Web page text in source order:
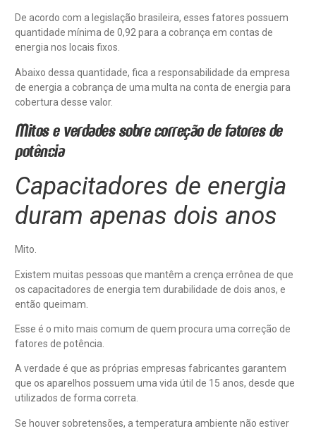
De acordo com a legislação brasileira, esses fatores possuem
quantidade mínima de 0,92 para a cobrança em contas de
energia nos locais fixos.
Abaixo dessa quantidade, fica a responsabilidade da empresa
de energia a cobrança de uma multa na conta de energia para
cobertura desse valor.
Mitos e verdades sobre correção de fatores de
potência
Capacitadores de energia
duram apenas dois anos
Mito.
Existem muitas pessoas que mantêm a crença errônea de que
os capacitadores de energia tem durabilidade de dois anos, e
então queimam.
Esse é o mito mais comum de quem procura uma correção de
fatores de potência.
A verdade é que as próprias empresas fabricantes garantem
que os aparelhos possuem uma vida útil de 15 anos, desde que
utilizados de forma correta.
Se houver sobretensões, a temperatura ambiente não estiver